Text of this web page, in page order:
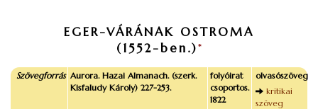
EGER-VÁRÁNAK OSTROMA
(1552-ben.) *
Szövegforrás Aurora. Hazai Almanach. (szerk.
Kisfaludy Károly) 227-253.
folyóirat
csoportos.
1822
olvasószöveg
kritikai
szöveg